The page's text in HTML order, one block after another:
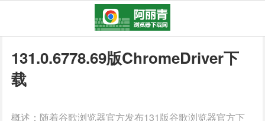
131.0.6778.69版ChromeDriver下
载
概述：随着谷歌浏览器官方发布131版谷歌浏览器官方下